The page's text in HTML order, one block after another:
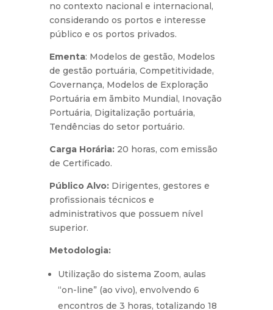
no contexto nacional e internacional,
considerando os portos e interesse
público e os portos privados.
Ementa: Modelos de gestão, Modelos
de gestão portuária, Competitividade,
Governança, Modelos de Exploração
Portuária em ãmbito Mundial, Inovação
Portuária, Digitalização portuária,
Tendências do setor portuário.
Carga Horária:20 horas, com emissão
de Certificado.
Público Alvo:Dirigentes, gestores e
profissionais técnicos e
administrativos que possuem nível
superior.
Metodologia:
Utilização do sistema Zoom, aulas
“on-line” (ao vivo), envolvendo 6
encontros de 3 horas, totalizando 18